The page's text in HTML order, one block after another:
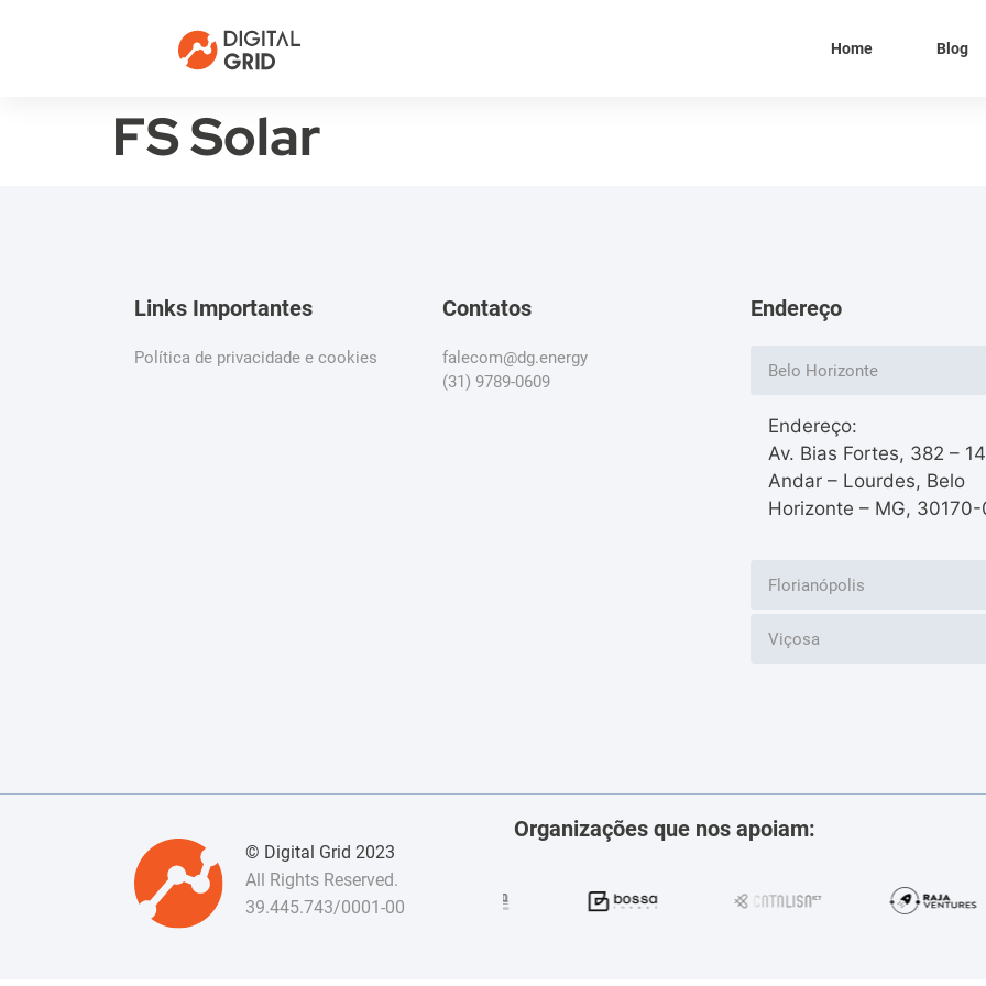
Home Blog
FS Solar
Links Importantes
Política de privacidade e cookies
Contatos
falecom@dg.energy
(31) 9789-0609
Endereço
Belo Horizonte
Endereço:
Av. Bias Fortes, 382 –
Andar – Lourdes, Belo
Horizonte – MG, 30170-
Florianópolis
Viçosa
© Digital Grid 2023
All Rights Reserved.
39.445.743/0001-00
Organizações que nos apoiam: